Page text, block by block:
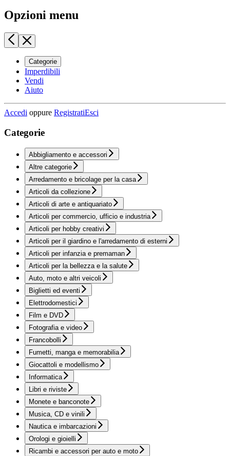
Opzioni menu
Categorie
Imperdibili
Vendi
Aiuto
Accedi oppure RegistratiEsci
Categorie
Abbigliamento e accessori
Altre categorie
Arredamento e bricolage per la casa
Articoli da collezione
Articoli di arte e antiquariato
Articoli per commercio, ufficio e industria
Articoli per hobby creativi
Articoli per il giardino e l'arredamento di esterni
Articoli per infanzia e premaman
Articoli per la bellezza e la salute
Auto, moto e altri veicoli
Biglietti ed eventi
Elettrodomestici
Film e DVD
Fotografia e video
Francobolli
Fumetti, manga e memorabilia
Giocattoli e modellismo
Informatica
Libri e riviste
Monete e banconote
Musica, CD e vinili
Nautica e imbarcazioni
Orologi e gioielli
Ricambi e accessori per auto e moto